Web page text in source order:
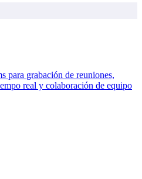
para grabación de reuniones,
real y colaboración de equipo